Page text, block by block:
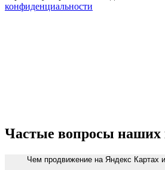
конфиденциальности
Частые вопросы наших
Чем продвижение на Яндекс Картах